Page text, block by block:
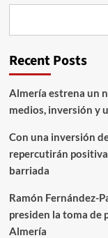
Recent Posts
Almería estrena un
medios, inversión y
Con una inversión
repercutirán
barriada
Ramón Fernández-
presiden la toma de
Almería